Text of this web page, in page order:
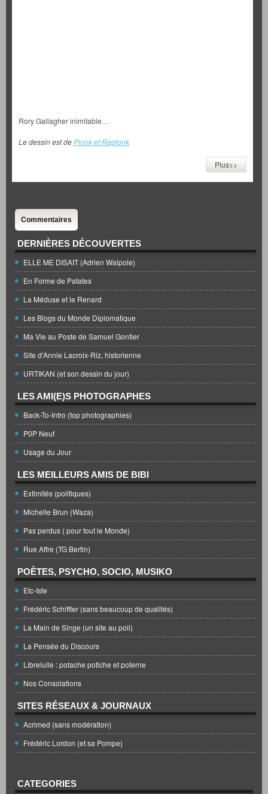
Rory Gallagher inimitable…
Le dessin est dePlonk et Replonk
Plus>>
Commentaires
DERNIÈRES DÉCOUVERTES
ELLE ME DISAIT (Adrien Walpole)
En Forme de Patates
La Méduse et le Renard
Les Blogs du Monde Diplomatique
Ma Vie au Poste de Samuel Gontier
Site d'Annie Lacroix-Riz, historienne
URTIKAN (et son dessin du jour)
LES AMI(E)S PHOTOGRAPHES
Back-To-Intro (top photographies)
P0P Neuf
Usage du Jour
LES MEILLEURS AMIS DE BIBI
Extimités (politiques)
Michelle Brun (Waza)
Pas perdus ( pour tout le Monde)
Rue Affre (TG Bertin)
POÈTES, PSYCHO, SOCIO, MUSIKO
Etc-Iste
Frédéric Schiffter (sans beaucoup de qualités)
La Main de Singe (un site au poil)
La Pensée du Discours
Librelulle : potache potiche et poterne
Nos Consolations
SITES RÉSEAUX & JOURNAUX
Acrimed (sans modération)
Frédéric Lordon (et sa Pompe)
CATEGORIES